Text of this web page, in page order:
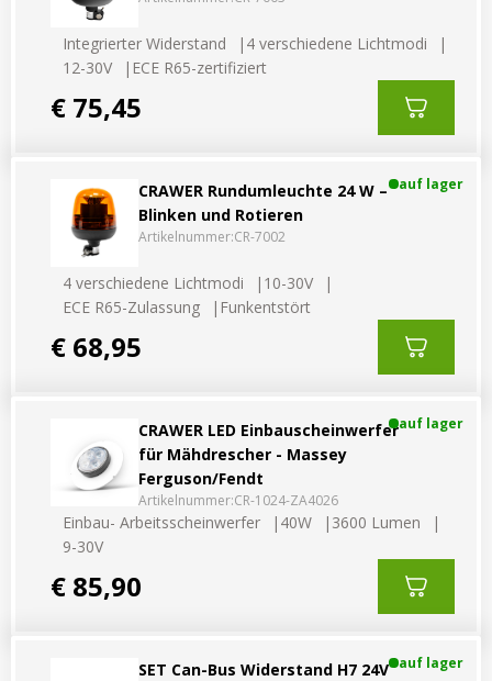
LED Beleuchtungssets
Sonstiges
Kostenlose Lichtplanung
Agrarled Blog
+49 (0) 3222 1851714
Vorteilsverpackungen
LED Beleuchtungssets
Sonstiges
Kostenlose Lichtplanung
Integrierter Widerstand
4 verschiedene Lichtmodi
12-30V
ECE R65-zertifiziert
€ 75,45
CRAWER Rundumleuchte 24 W –
Blinken und Rotieren
Artikelnummer:CR-7002
auf lager
4 verschiedene Lichtmodi
10-30V
ECE R65-Zulassung
Funkentstört
€ 68,95
CRAWER LED Einbauscheinwerfer
für Mähdrescher - Massey
Ferguson/Fendt
Artikelnummer:CR-1024-ZA4026
auf lager
Einbau- Arbeitsscheinwerfer 40W
3600 Lumen
9-30V
€ 85,90
SET Can-Bus Widerstand H7 24V auf lager